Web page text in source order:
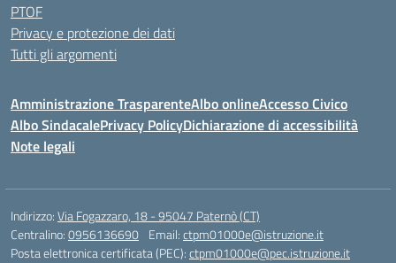
PTOF
Privacy e protezione dei dati
Tutti gli argomenti
Amministrazione TrasparenteAlbo onlineAccesso Civico
Albo SindacalePrivacy PolicyDichiarazione di accessibilità
Note legali
Indirizzo:Via Fogazzaro, 18 - 95047 Paternò (CT)
Centralino:0956136690 Email:ctpm01000e@istruzione.it
Posta elettronica certificata (PEC):ctpm01000e@pec.istruzione.it